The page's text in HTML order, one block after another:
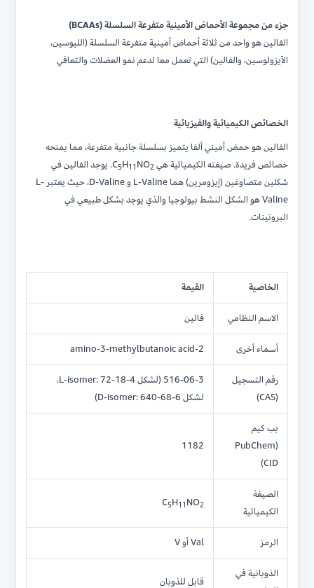
جزء من مجموعة الأحماض الأمينية متفرعة السلسلة (BCAAs)
الفالين هو واحد من ثلاثة أحماض أمينية متفرعة السلسلة (الليوسين،
الآيزولوسين، والفالين) التي تعمل معا لدعم نمو العضلات والتعافي
الخصائص الكيميائية والفيزيائية
الفالين هو حمض أميني ألفا يتميز بسلسلة جانبية متفرعة، مما يمنحه
خصائص فريدة. صيغته الكيميائية هي
C5H11 NO2
. يوجد الفالين في
شكلين متصاوغين (إيزومرين) هما L-Valine و D-Valine، حيث يعتبر L-
Valine هو الشكل النشط بيولوجيا والذي يوجد بشكل طبيعي في
البروتينات.
الخاصية القيمة
الاسم النظامي فالين
أسماء أخرى 2-amino-3-methylbutanoic acid
رقم التسجيل
(CAS)
516-06-3 (لشكل L-isomer: 72-18-4،
لشكل D-isomer: 640-68-6)
بب كيم
(PubChem
CID)
1182
الصيغة
الكيميائية
C5H11 NO2
الرمز Val أو V
الذوبانية في
قابل للذوبان